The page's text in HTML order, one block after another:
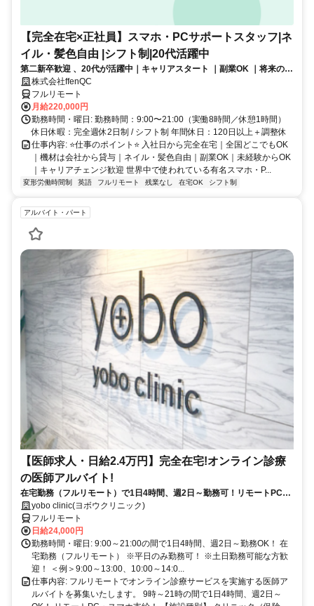
【完全在宅×正社員】スマホ・PCサポートスタッフ|ネ
イル・髪色自由 |シフト制|20代活躍中
第二新卒歓迎 、20代が活躍中｜キャリアスタート ｜副業OK ｜将来のキ
ャリアパスあり（長期キャリアを推奨しています）
株式会社ffenQC
フルリモート
月給220,000円
勤務時間・曜日: 勤務時間：9:00〜21:00（実働8時間／休憩1時間）
休日休暇：完全週休2日制 / シフト制 年間休日：120日以上＋調整休
仕事内容: ⭐️仕事のポイント⭐️ 入社日から完全在宅｜全国どこでもOK
｜機材は会社から貸与｜ネイル・髪色自由｜副業OK｜未経験からOK
｜キャリアチェンジ歓迎 世界中で使われている有名スマホ・P...
変形労働時間制 英語 フルリモート 残業なし 在宅OK シフト制
アルバイト・パート
【医師求人・日給2.4万円】完全在宅!オンライン診療
の医師アルバイト!
在宅勤務（フルリモート）で1日4時間、週2日～勤務可！リモートPC・
スマホ支給！
yobo clinic(ヨボウクリニック)
フルリモート
日給24,000円
勤務時間・曜日: 9:00～21:00の間で1日4時間、週2日～勤務OK！ 在
宅勤務（フルリモート） ※平日のみ勤務可！ ※土日勤務可能な方歓
迎！ ＜例＞9:00～13:00、10:00～14:0...
仕事内容: フルリモートでオンライン診療サービスを実施する医師ア
ルバイトを募集いたします。 9時～21時の間で1日4時間、週2日～